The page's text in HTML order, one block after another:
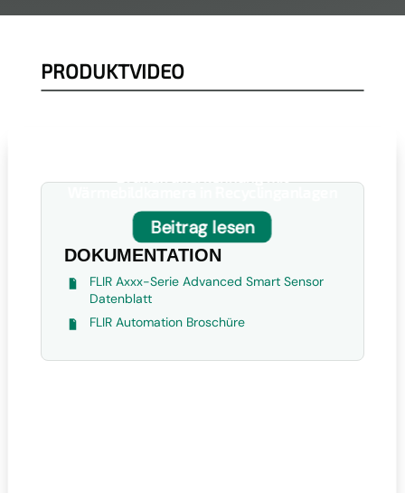
PRODUKTVIDEO

DOKUMENTATION
FLIR Axxx-Serie Advanced Smart Sensor
Datenblatt
FLIR Automation Broschüre
Brandfrüherkennung mit
Beitrag lesen